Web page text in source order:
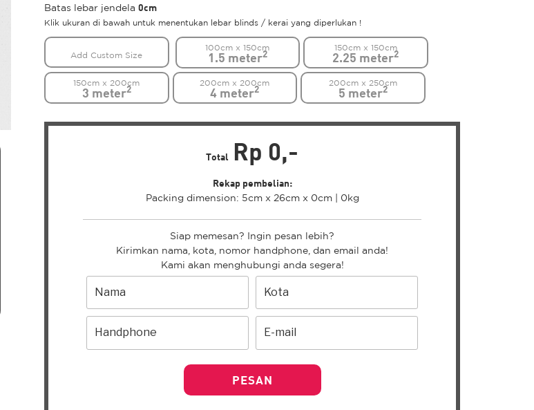
Batas lebar jendela 0cm
Klik ukuran di bawah untuk menentukan lebar blinds / kerai yang diperlukan !
Add Custom Size
100cm x 150cm
1.5 meter2 150cm x 150cm
2.25 meter2
150cm x 200cm
3 meter2 200cm x 200cm
4 meter2 200cm x 250cm
5 meter2
Total Rp 0,-
Rekap pembelian:
Packing dimension: 5cm x 26cm x 0cm | 0kg
Siap memesan? Ingin pesan lebih?
Kirimkan nama, kota, nomor handphone, dan email anda!
Kami akan menghubungi anda segera!
PESAN